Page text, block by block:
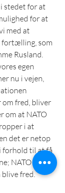
stedet for at
for at
med at
fortælling, som
Rusland.
egen
nu i vejen,
om fred, bliver
om at NATO
i at
det er netop
forhold til at få
NATO skal
blive fred.